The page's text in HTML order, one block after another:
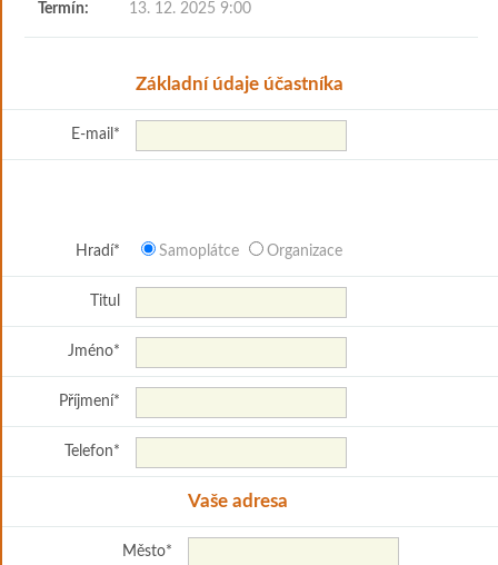
Termín: 13. 12. 2025 9:00
Základní údaje účastníka
E-mail *
Hradí* Samoplátce Organizace
Titul
Jméno*
Příjmení*
Telefon*
Vaše adresa
Město*